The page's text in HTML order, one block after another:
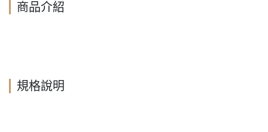
商品介紹
規格說明